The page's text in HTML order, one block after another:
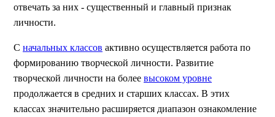
отвечать за них - существенный и главный признак
личности.
С начальных классов активно осуществляется работа по
формированию творческой личности. Развитие
творческой личности на более высоком уровне
продолжается в средних и старших классах. В этих
классах значительно расширяется диапазон ознакомление